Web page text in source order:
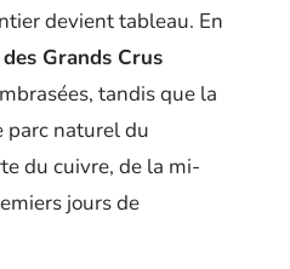
devient tableau. En
Grands Crus
tandis que la
parc naturel du
du cuivre, de la mi-
jours de